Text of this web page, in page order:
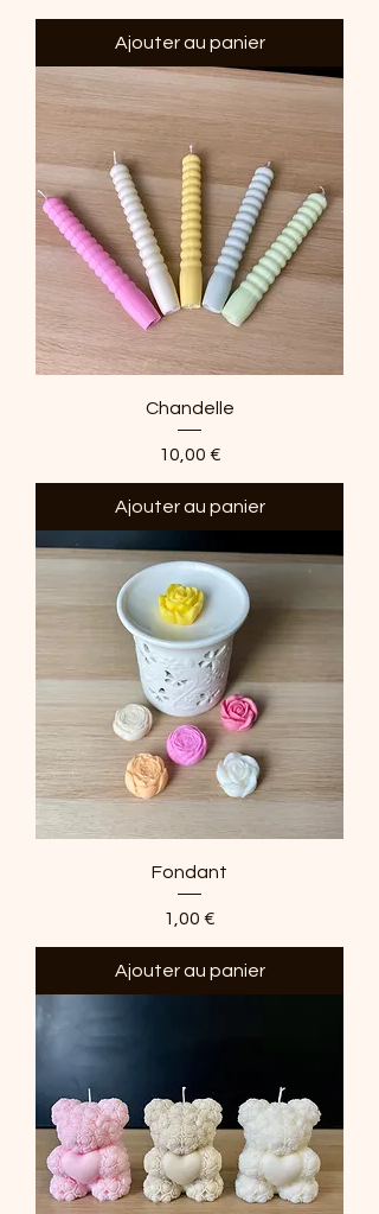
Ajouter au panier
Chandelle
Prix
10,00 €
Ajouter au panier
Fondant
Prix
1,00 €
Ajouter au panier